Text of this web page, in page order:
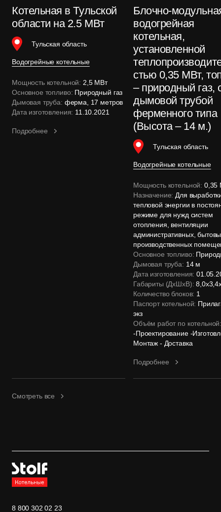
Котельная в Тульской
области на 2.5 МВт
Тульская область
Водогрейные котельные
Мощность котельной: 2,5 МВт
Основное топливо: Природный газ
Дымовая труба: ферма, 17 метров
Дата изготовления: 11.10.2021
Подробнее
Блочно-
водогрейная
котельная,
установленной
стью 0,35 МВт,
– природный газ,
дымовой трубой
ферменного типа
(Высота – 14 м.)
Тульская область
Водогрейные котельные
Мощность котельной: 0,35
Назначение: Для
тепловой энергии в
режиме для нужд систем
отопления, вентиляции
административных,
производственных
Основное топливо:
Дымовая труба: 14 м
Дата изготовления:
Габариты (ДхШхВ):
Количество блоков: 1
Паспорт котельной:
экз
Объём работ по
-Проектирование -
Монтаж - Доставка
Подробнее
Смотреть все
8 800 302 02 23